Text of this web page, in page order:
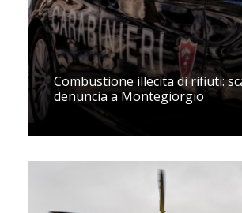
Combustione illecita di rifiuti:
denuncia a Montegiorgio